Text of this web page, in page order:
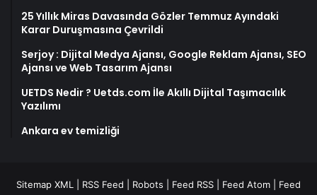
25 Yıllık Miras Davasında Gözler Temmuz Ayındaki
Karar Duruşmasına Çevrildi
Serjoy : Dijital Medya Ajansı, Google Reklam Ajansı, SEO
Ajansı ve Web Tasarım Ajansı
UETDS Nedir ? Uetds.com İle Akıllı Dijital Taşımacılık
Yazılımı
Ankara ev temizliği
Sitemap XML RSS Feed Robots Feed RSS Feed Atom
Feed